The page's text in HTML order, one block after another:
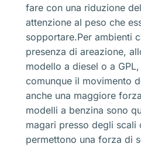
fare con una riduzione
attenzione al peso che
sopportare.Per ambienti
presenza di areazione,
modello a diesel o a
comunque il movimento
anche una maggiore
modelli a benzina sono
magari presso degli
permettono una forza di